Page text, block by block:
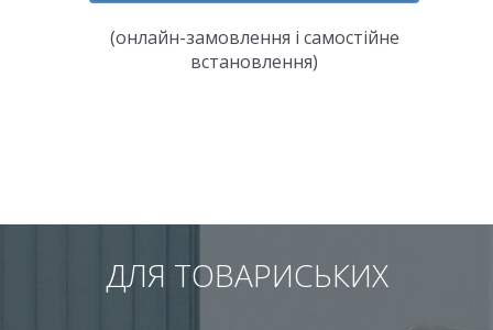
(онлайн-замовлення і самостійне
встановлення)
ДЛЯ ТОВАРИСЬКИХ